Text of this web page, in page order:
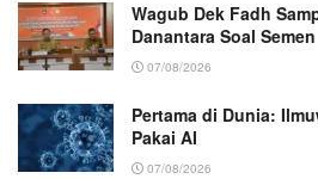
Wagub Dek Fadh
Danantara Soal Semen
07/08/2026
Pertama di Dunia:
Pakai AI
07/08/2026